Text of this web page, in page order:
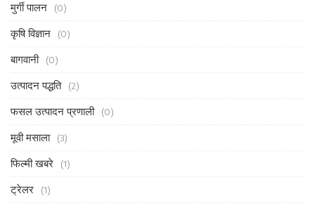
मुर्गी पालन (0)
कृषि विज्ञान (0)
बागवानी (0)
उत्पादन पद्धति (2)
फसल उत्पादन प्रणाली (0)
मूवी मसाला (3)
फिल्मी खबरे (1)
ट्रेलर (1)